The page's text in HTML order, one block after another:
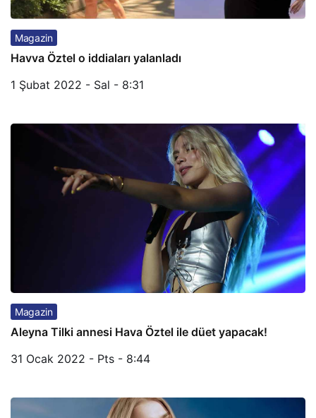
Magazin
Havva Öztel o iddiaları yalanladı
1 Şubat 2022 - Sal - 8:31
Magazin
Aleyna Tilki annesi Hava Öztel ile düet yapacak!
31 Ocak 2022 - Pts - 8:44